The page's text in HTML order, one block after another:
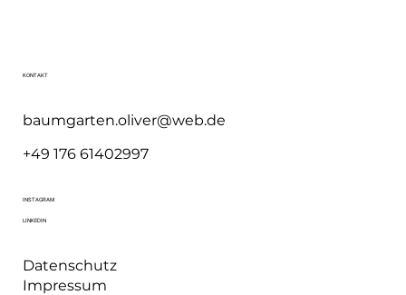
KONTAKT
baumgarten.oliver@web.de
+49 176 61402997
INSTAGRAM
LINKEDIN
Datenschutz
Impressum